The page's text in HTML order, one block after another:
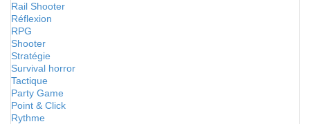
Rail Shooter
Réflexion
RPG
Shooter
Stratégie
Survival horror
Tactique
Party Game
Point & Click
Rythme